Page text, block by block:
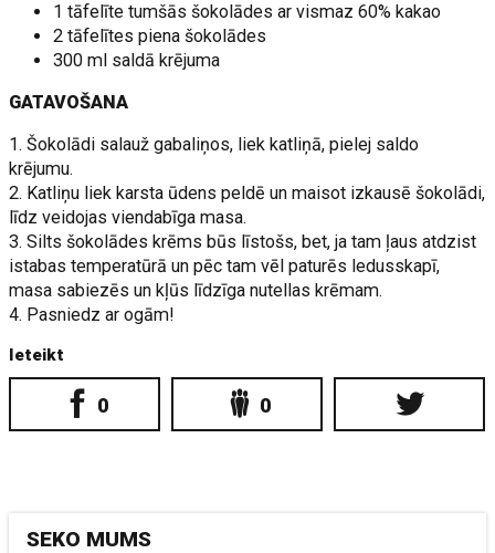
1 tāfelīte tumšās šokolādes ar vismaz 60% kakao
2 tāfelītes piena šokolādes
300 ml saldā krējuma
GATAVOŠANA
1. Šokolādi salauž gabaliņos, liek katliņā, pielej saldo
krējumu.
2. Katliņu liek karsta ūdens peldē un maisot izkausē šokolādi,
līdz veidojas viendabīga masa.
3. Silts šokolādes krēms būs līstošs, bet, ja tam ļaus atdzist
istabas temperatūrā un pēc tam vēl paturēs ledusskapī,
masa sabiezēs un kļūs līdzīga nutellas krēmam.
4. Pasniedz ar ogām!
Ieteikt
0 0
SEKO MUMS